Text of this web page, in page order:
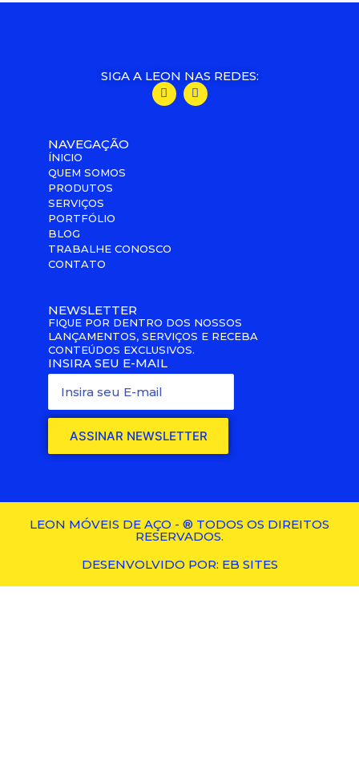
SIGA A LEON NAS REDES:
NAVEGAÇÃO
ÍNICIO
QUEM SOMOS
PRODUTOS
SERVIÇOS
PORTFÓLIO
BLOG
TRABALHE CONOSCO
CONTATO
NEWSLETTER
FIQUE POR DENTRO DOS NOSSOS
LANÇAMENTOS, SERVIÇOS E RECEBA
CONTEÚDOS EXCLUSIVOS.
INSIRA SEU E-MAIL
ASSINAR NEWSLETTER
LEON MÓVEIS DE AÇO - ® TODOS OS DIREITOS
RESERVADOS.
DESENVOLVIDO POR: EB SITES